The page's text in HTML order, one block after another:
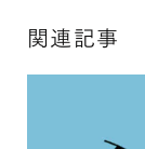
関連記事